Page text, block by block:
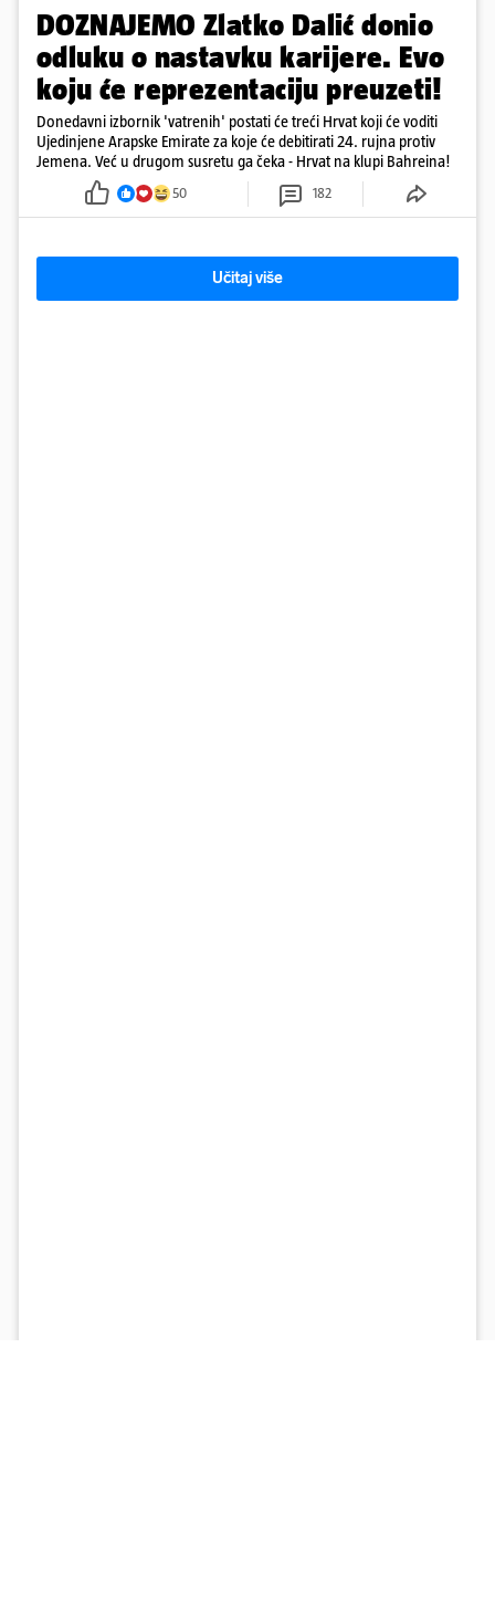
DOZNAJEMO Zlatko Dalić donio
odluku o nastavku karijere. Evo
koju će reprezentaciju preuzeti!
Donedavni izbornik 'vatrenih' postati će treći Hrvat koji će voditi
Ujedinjene Arapske Emirate za koje će debitirati 24. rujna protiv
Jemena. Već u drugom susretu ga čeka - Hrvat na klupi Bahreina!
50 182
Učitaj više